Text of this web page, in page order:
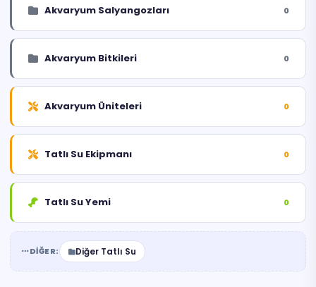
Akvaryum Salyangozları 0
Akvaryum Bitkileri 0
Akvaryum Üniteleri 0
Tatlı Su Ekipmanı 0
Tatlı Su Yemi 0
DIĞER: Diğer Tatlı Su